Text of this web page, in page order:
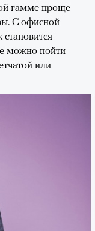
гамме проще
С офисной
можно пойти
или